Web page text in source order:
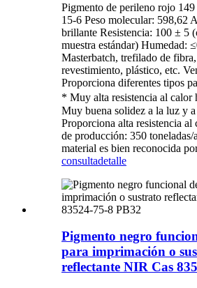
Pigmento de perileno rojo
15-6 Peso molecular: 598,62
brillante Resistencia: 100 ± 5
muestra estándar) Humedad:
Masterbatch, trefilado de
revestimiento, plástico, etc.
Proporciona diferentes tipos
* Muy alta resistencia al
Muy buena solidez a la luz y
Proporciona alta resistencia al
de producción: 350
material es bien reconocida
consultadetalle
Pigmento negro
para imprimación o
reflectante NIR Cas